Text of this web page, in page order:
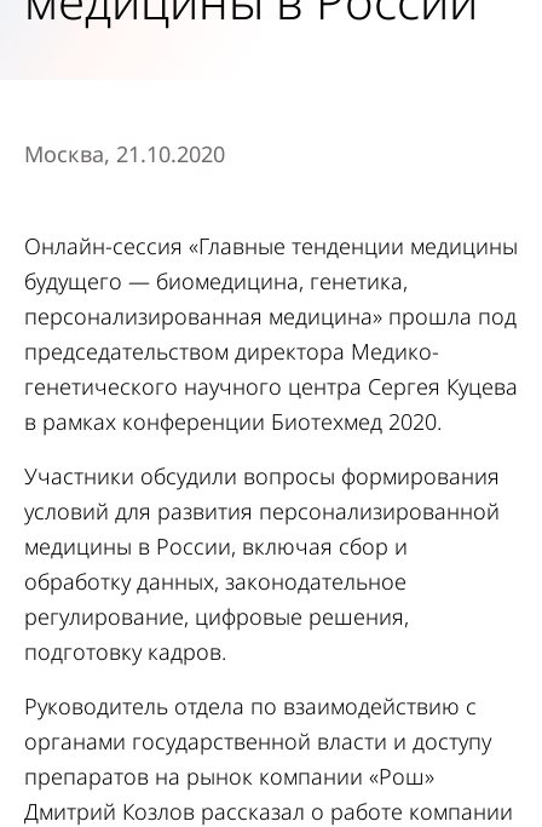
Москва, 21.10.2020
Онлайн-сессия «Главные тенденции медицины
будущего — биомедицина, генетика,
персонализированная медицина» прошла под
председательством директора Медико-
генетического научного центра Сергея Куцева
в рамках конференции Биотехмед 2020.
Участники обсудили вопросы формирования
условий для развития персонализированной
медицины в России, включая сбор и
обработку данных, законодательное
регулирование, цифровые решения,
подготовку кадров.
Руководитель отдела по взаимодействию с
органами государственной власти и доступу
препаратов на рынок компании «Рош»
Дмитрий Козлов рассказал о работе компании